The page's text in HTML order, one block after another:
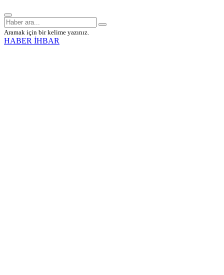
Aramak için bir kelime yazınız.
HABER İHBAR